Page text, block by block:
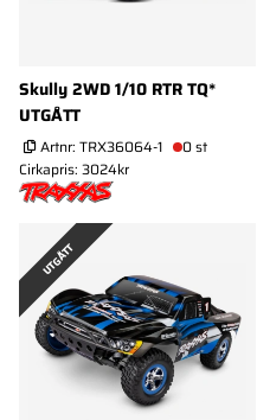
Skully 2WD 1/10 RTR TQ*
UTGÅTT
Artnr: TRX36064-1
0 st
Cirkapris: 3024kr
UTGÅTT